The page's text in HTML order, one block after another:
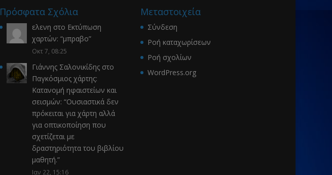
Πρόσφατα Σχόλια
ελενη στο Εκτύπωση
χαρτών: “μπραβο”
Οκτ 7, 08:25
Γιάννης Σαλονικίδης στο
Παγκόσμιος χάρτης:
Κατανομή ηφαιστείων και
σεισμών: “Ουσιαστικά δεν
πρόκειται για χάρτη αλλά
για οπτικοποίηση που
σχετίζεται με
δραστηριότητα του βιβλίου
μαθητή.”
Ιαν 22, 15:16
Μεταστοιχεία
Σύνδεση
Ροή καταχωρίσεων
Ροή σχολίων
WordPress.org